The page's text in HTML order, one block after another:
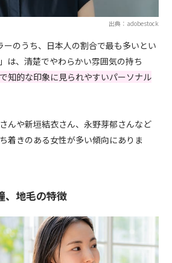
出典：adobestock
ーのうち、日本人の割合で最も多いとい
は、清楚でやわらかい雰囲気の持ち
知的な印象に見られやすいパーソナル
んや新垣結衣さん、永野芽郁さんなど
着きのある女性が多い傾向にありま
、地毛の特徴